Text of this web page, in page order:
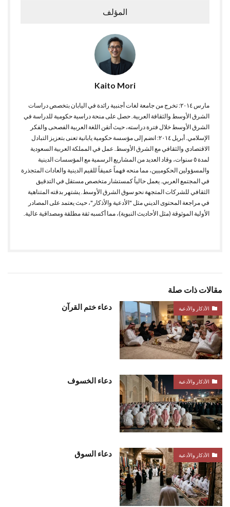
المؤلف
Kaito Mori
مارس ٢٠١٤: تخرج من جامعة لغات أجنبية رائدة في اليابان بتخصص دراسات
الشرق الأوسط والثقافة العربية. حصل على منحة دراسية حكومية للدراسة في
الشرق الأوسط خلال فترة دراسته، حيث أتقن اللغة العربية الفصحى والفكر
الإسلامي. أبريل ٢٠١٤: انضم إلى مؤسسة حكومية يابانية تعنى بتعزيز التبادل
الاقتصادي والثقافي مع الشرق الأوسط. عمل في المملكة العربية السعودية
لمدة ٥ سنوات، وقاد العديد من المشاريع الرسمية مع المؤسسات الدينية
والمسؤولين الحكوميين، مما منحه فهماً عميقاً للقيم الدينية والعادات المتجذرة
في المجتمع العربي. يعمل حالياً كمستشار متخصص مستقل في التدقيق
الثقافي للشركات المتجهة نحو سوق الشرق الأوسط. يشتهر بدقته المتناهية
في مراجعة المحتوى الديني مثل "الأدعية والأذكار"، حيث يعتمد على المصادر
الأولية الموثوقة (مثل الأحاديث النبوية)، مما أكسبه ثقة مطلقة ومصداقية عالية.
مقالات ذات صلة
الأذكار والأدعية دعاء ختم القرآن
الأذكار والأدعية دعاء الخسوف
الأذكار والأدعية دعاء السوق